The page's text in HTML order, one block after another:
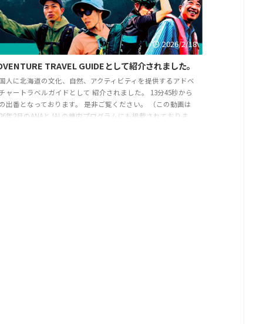
2026/2/18
TRAVEL GUIDEとして紹介されました。
人に北海道の文化、自然、アクティビティを提供するアドベ
ャートラベルガイドとして 紹介されました。 13分45秒から
出番となっております。 是非ご覧ください。 （この動画は
年2月のANAとJALの機内プログラムにも掲載されておりま